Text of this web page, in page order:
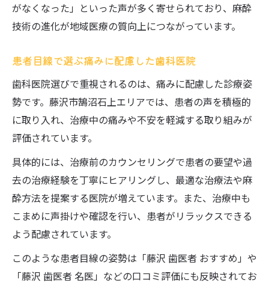
がなくなった」といった声が多く寄せられており、麻酔
技術の進化が地域医療の質向上につながっています。
患者目線で選ぶ痛みに配慮した歯科医院
歯科医院選びで重視されるのは、痛みに配慮した診療姿
勢です。藤沢市鵠沼石上エリアでは、患者の声を積極的
に取り入れ、治療中の痛みや不安を軽減する取り組みが
評価されています。
具体的には、治療前のカウンセリングで患者の要望や過
去の治療経験を丁寧にヒアリングし、最適な治療法や麻
酔方法を提案する医院が増えています。また、治療中も
こまめに声掛けや確認を行い、患者がリラックスできる
よう配慮されています。
このような患者目線の姿勢は「藤沢 歯医者 おすすめ」や
「藤沢 歯医者 名医」などの口コミ評価にも反映されてお